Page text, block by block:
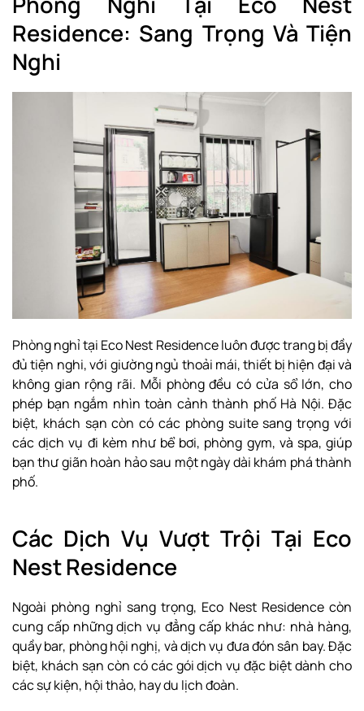
Residence: Sang Trọng Và Tiện
Nghi
Phòng nghỉ tại Eco Nest Residence luôn được trang bị đầy
đủ tiện nghi, với giường ngủ thoải mái, thiết bị hiện đại và
không gian rộng rãi. Mỗi phòng đều có cửa sổ lớn, cho
phép bạn ngắm nhìn toàn cảnh thành phố Hà Nội. Đặc
biệt, khách sạn còn có các phòng suite sang trọng với
các dịch vụ đi kèm như bể bơi, phòng gym, và spa, giúp
bạn thư giãn hoàn hảo sau một ngày dài khám phá thành
phố.
Các Dịch Vụ Vượt Trội Tại Eco
Nest Residence
Ngoài phòng nghỉ sang trọng, Eco Nest Residence còn
cung cấp những dịch vụ đẳng cấp khác như: nhà hàng,
quầy bar, phòng hội nghị, và dịch vụ đưa đón sân bay. Đặc
biệt, khách sạn còn có các gói dịch vụ đặc biệt dành cho
các sự kiện, hội thảo, hay du lịch đoàn.